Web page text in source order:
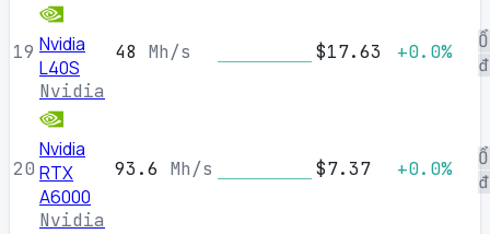
19 Nvidia
L40S
Nvidia
48 Mh/s $17.63 +0.0%
20
Nvidia
RTX
A6000
Nvidia
93.6 Mh/s $7.37 +0.0%